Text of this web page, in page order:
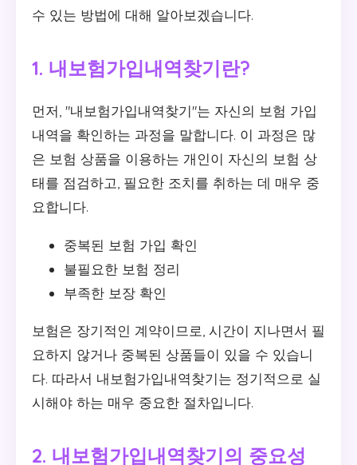
수 있는 방법에 대해 알아보겠습니다.
1. 내보험가입내역찾기란?
먼저, "내보험가입내역찾기"는 자신의 보험 가입
내역을 확인하는 과정을 말합니다. 이 과정은 많
은 보험 상품을 이용하는 개인이 자신의 보험 상
태를 점검하고, 필요한 조치를 취하는 데 매우 중
요합니다.
중복된 보험 가입 확인
불필요한 보험 정리
부족한 보장 확인
보험은 장기적인 계약이므로, 시간이 지나면서 필
요하지 않거나 중복된 상품들이 있을 수 있습니
다. 따라서 내보험가입내역찾기는 정기적으로 실
시해야 하는 매우 중요한 절차입니다.
2. 내보험가입내역찾기의 중요성